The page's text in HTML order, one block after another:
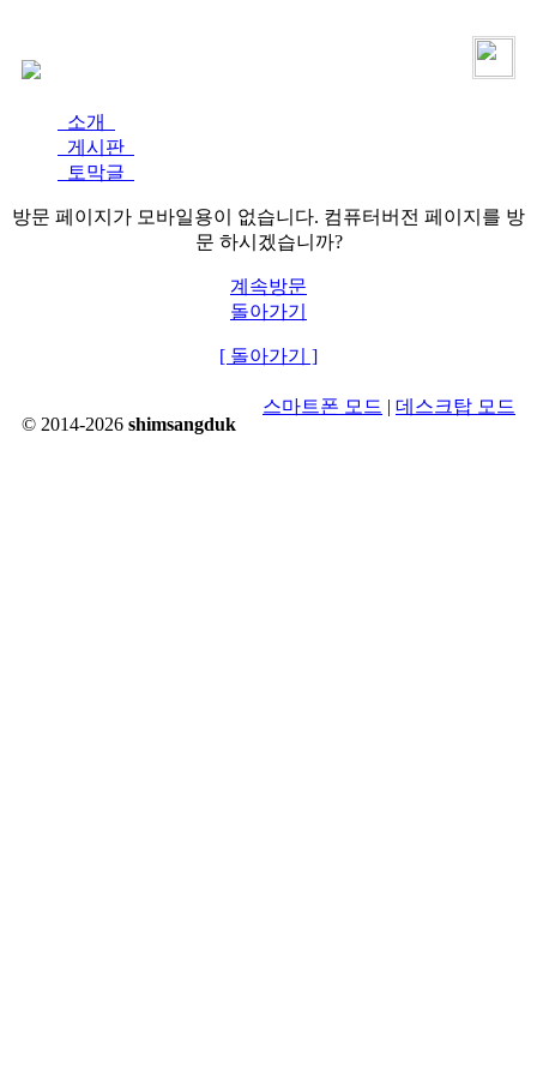
소개
게시판
토막글
방문 페이지가 모바일용이 없습니다. 컴퓨터버전 페이지를 방
문 하시겠습니까?
계속방문
돌아가기
[ 돌아가기 ]
© 2014-2026 shimsangduk
스마트폰 모드 | 데스크탑 모드